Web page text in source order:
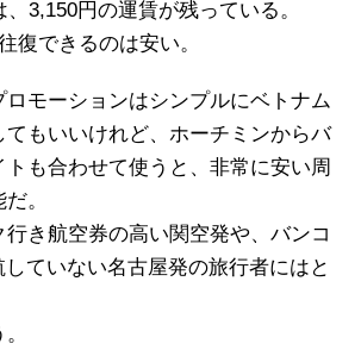
3,150円の運賃が残っている。
復できるのは安い。
モーションはシンプルにベトナム
もいいけれど、ホーチミンからバ
トも合わせて使うと、非常に安い周
。
行き航空券の高い関空発や、バンコ
ていない名古屋発の旅行者にはと